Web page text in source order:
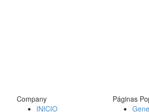
Company
INICIO
Páginas